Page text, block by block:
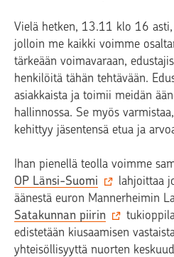
Vielä hetken, 13.11 klo 16
jolloin me kaikki voimme
tärkeään voimavaraan,
henkilöitä tähän tehtävään.
asiakkaista ja toimii meidän
hallinnossa. Se myös
kehittyy jäsentensä etua ja
Ihan pienellä teolla voimme
OP Länsi-Suomi
lahjoittaa
äänestä euron Mannerheimin
Satakunnan piirin
edistetään kiusaamisen
yhteisöllisyyttä nuorten